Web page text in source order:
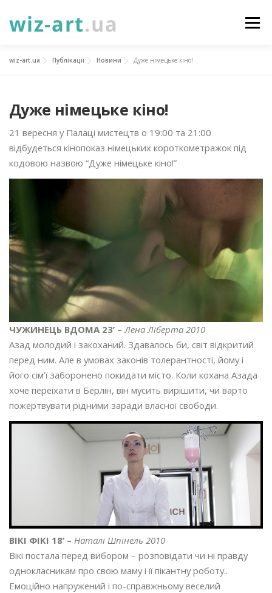
до
Меню
НОВИНИ ПРО НАС ПОСЛУГИ
ФОТОГАЛЕРЕЯ ПІДТРИМАТИ
УКР ENG ПРОЄКТИ
wiz-art.ua Публікації Новини Дуже німецьке кіно!
Дуже німецьке кіно!
21 вересня у Палаці мистецтв о 19:00 та 21:00
відбудеться кінопоказ німецьких короткометражок під
кодовою назвою “Дуже німецьке кіно!”
ЧУЖИНЕЦЬ ВДОМА 23’ – Лена Ліберта 2010
Азад молодий і закоханий. Здавалось би, світ відкритий
перед ним. Але в умовах законів толерантності, йому і
його сім’ї заборонено покидати місто. Коли кохана Азада
хоче переїхати в Берлін, він мусить вирішити, чи варто
пожертвувати рідними заради власної свободи.
ВІКІ ФІКІ 18’ – Наталі Шпінель 2010
Вікі постала перед вибором – розповідати чи ні правду
однокласникам про свою маму і її пікантну роботу..
Емоційно напружений і по-справжньому веселий